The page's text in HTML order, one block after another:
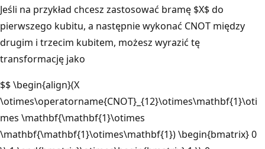
Jeśli na przykład chcesz zastosować bramę $X$ do
pierwszego kubitu, a następnie wykonać CNOT między
drugim i trzecim kubitem, możesz wyrazić tę
transformację jako
$$ \begin{align}(X
\otimes\operatorname{CNOT}_{12}\otimes\mathbf{1}\oti
mes \mathbf{\mathbf{1}\otimes
\mathbf{\mathbf{1}\otimes\mathbf{1}) \begin{bmatrix} 0